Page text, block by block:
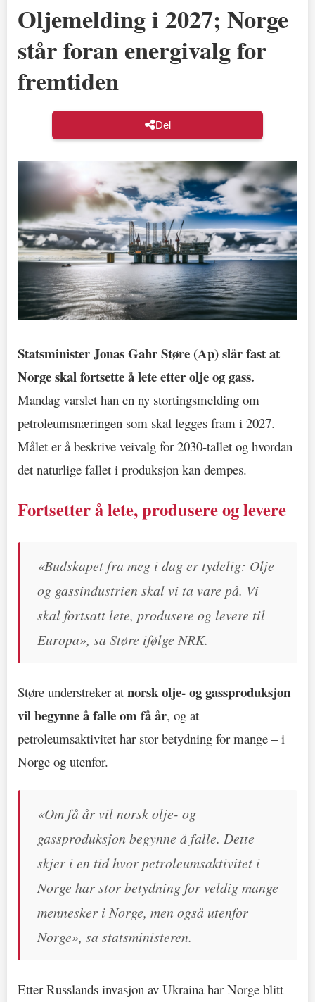
Oljemelding i 2027; Norge
står foran energivalg for
fremtiden
Del
Statsminister Jonas Gahr Støre (Ap) slår fast at
Norge skal fortsette å lete etter olje og gass.
Mandag varslet han en ny stortingsmelding om
petroleumsnæringen som skal legges fram i 2027.
Målet er å beskrive veivalg for 2030-tallet og hvordan
det naturlige fallet i produksjon kan dempes.
Fortsetter å lete, produsere og levere
«Budskapet fra meg i dag er tydelig: Olje
og gassindustrien skal vi ta vare på. Vi
skal fortsatt lete, produsere og levere til
Europa», sa Støre ifølge NRK.
Støre understreker at norsk olje- og gassproduksjon
vil begynne å falle om få år, og at
petroleumsaktivitet har stor betydning for mange – i
Norge og utenfor.
«Om få år vil norsk olje- og
gassproduksjon begynne å falle. Dette
skjer i en tid hvor petroleumsaktivitet i
Norge har stor betydning for veldig mange
mennesker i Norge, men også utenfor
Norge», sa statsministeren.
Etter Russlands invasjon av Ukraina har Norge blitt